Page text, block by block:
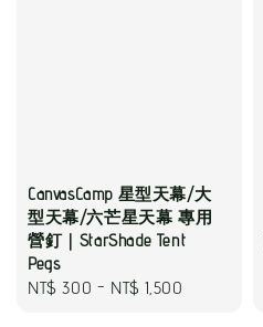
CanvasCamp 星型天幕/大
型天幕/六芒星天幕 專用
營釘｜StarShade Tent
Pegs
Regular
NT$ 300 - NT$ 1,500